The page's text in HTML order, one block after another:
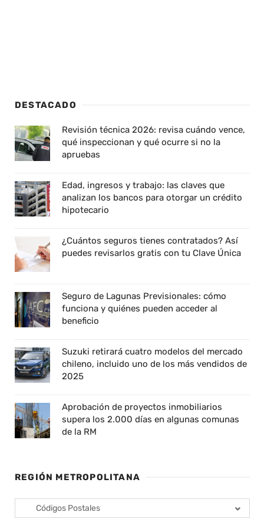
DESTACADO
Revisión técnica 2026: revisa cuándo vence,
qué inspeccionan y qué ocurre si no la
apruebas
Edad, ingresos y trabajo: las claves que
analizan los bancos para otorgar un crédito
hipotecario
¿Cuántos seguros tienes contratados? Así
puedes revisarlos gratis con tu Clave Única
Seguro de Lagunas Previsionales: cómo
funciona y quiénes pueden acceder al
beneficio
Suzuki retirará cuatro modelos del mercado
chileno, incluido uno de los más vendidos de
2025
Aprobación de proyectos inmobiliarios
supera los 2.000 días en algunas comunas
de la RM
REGIÓN METROPOLITANA
Códigos Postales